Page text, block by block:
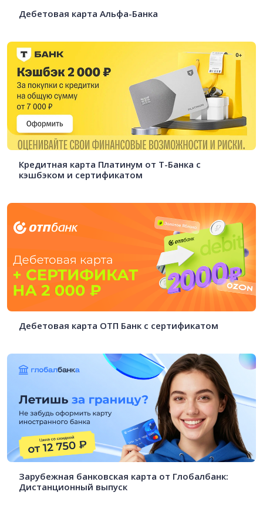
Дебетовая карта Альфа-Банка
Кредитная карта Платинум от Т-Банка с
кэшбэком и сертификатом
Дебетовая карта ОТП Банк с сертификатом
Зарубежная банковская карта от Глобалбанк:
Дистанционный выпуск